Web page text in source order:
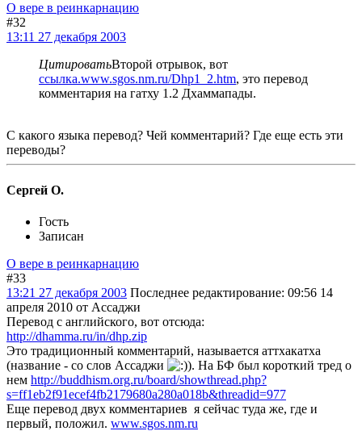
О вере в реинкарнацию
#32
13:11 27 декабря 2003
ЦитироватьВторой отрывок, вот
ссылка.www.sgos.nm.ru/Dhp1_2.htm, это перевод
комментария на гатху 1.2 Дхаммапады.
С какого языка перевод? Чей комментарий? Где еще есть эти
переводы?
Сергей О.
Гость
Записан
О вере в реинкарнацию
#33
13:21 27 декабря 2003 Последнее редактирование: 09:56 14
апреля 2010 от Ассаджи
Перевод с английского, вот отсюда:
http://dhamma.ru/in/dhp.zip
Это традиционный комментарий, называется аттхакатха
(название - со слов Ассаджи
). На БФ был короткий тред о
нем http://buddhism.org.ru/board/showthread.php?
s=ff1eb2f91ecef4fb2179680a280a018b&threadid=977
Еще перевод двух комментариев я сейчас туда же, где и
первый, положил. www.sgos.nm.ru